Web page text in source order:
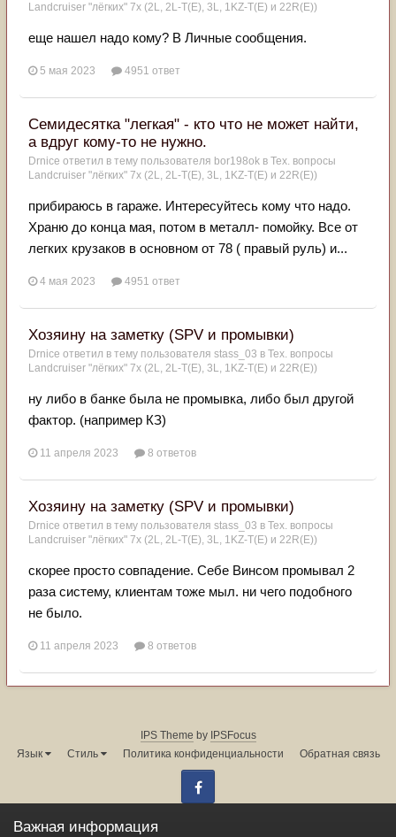
Landcruiser "лёгких" 7x (2L, 2L-T(Е), 3L, 1KZ-T(E) и 22R(Е))
еще нашел надо кому? В Личные сообщения.
5 мая 2023 4951 ответ
Семидесятка "легкая" - кто что не может найти,
а вдруг кому-то не нужно.
Drnice ответил в тему пользователя bor198ok в Тех. вопросы
Landcruiser "лёгких" 7x (2L, 2L-T(Е), 3L, 1KZ-T(E) и 22R(Е))
прибираюсь в гараже. Интересуйтесь кому что надо.
Храню до конца мая, потом в металл- помойку. Все от
легких крузаков в основном от 78 ( правый руль) и...
4 мая 2023 4951 ответ
Хозяину на заметку (SPV и промывки)
Drnice ответил в тему пользователя stass_03 в Тех. вопросы
Landcruiser "лёгких" 7x (2L, 2L-T(Е), 3L, 1KZ-T(E) и 22R(Е))
ну либо в банке была не промывка, либо был другой
фактор. (например КЗ)
11 апреля 2023 8 ответов
Хозяину на заметку (SPV и промывки)
Drnice ответил в тему пользователя stass_03 в Тех. вопросы
Landcruiser "лёгких" 7x (2L, 2L-T(Е), 3L, 1KZ-T(E) и 22R(Е))
скорее просто совпадение. Себе Винсом промывал 2
раза систему, клиентам тоже мыл. ни чего подобного
не было.
11 апреля 2023 8 ответов
IPS Theme by IPSFocus
Язык
Стиль Политика конфиденциальности Обратная связь
Администрация форума:
Важная информация